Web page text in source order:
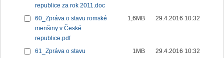
republice za rok 2011.doc
60_Zpráva o stavu romské
menšiny v České
republice.pdf
1,6MB 29.4.2016 10:32
61_Zpráva o stavu
1MB 29.4.2016 10:32